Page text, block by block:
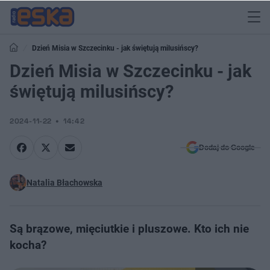
Dzień Misia w Szczecinku - jak świętują milusińscy?
Dzień Misia w Szczecinku - jak
świętują milusińscy?
2024-11-22 14:42
Dodaj do Google
Natalia Błachowska
Są brązowe, mięciutkie i pluszowe. Kto ich nie
kocha?